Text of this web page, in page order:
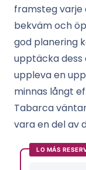
framsteg
bekväm och
god planering
upptäcka
uppleva en
minnas långt
Tabarca
vara en del av
LO MÁS